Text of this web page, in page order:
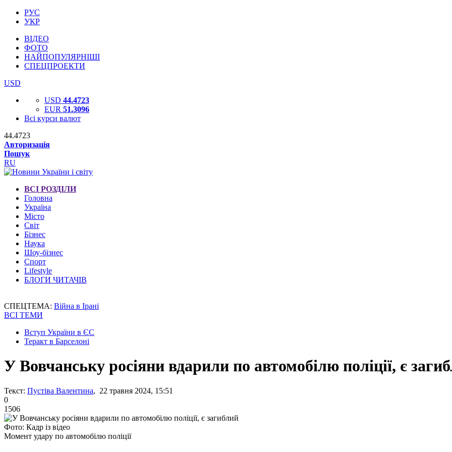
РУС
УКР
ВІДЕО
ФОТО
НАЙПОПУЛЯРНІШІ
СПЕЦПРОЕКТИ
USD
USD 44.4723
EUR 51.3096
Всі курси валют
44.4723
Авторизація
Пошук
RU
ВСІ РОЗДІЛИ
Головна
Україна
Місто
Світ
Бізнес
Наука
Шоу-бізнес
Спорт
Lifestyle
БЛОГИ ЧИТАЧІВ
СПЕЦТЕМА: Війна в Ірані
ВСІ ТЕМИ
Вступ України в ЄС
Теракт в Барселоні
У Вовчанську росіяни вдарили по автомобілю поліції, є
Текст: Пустіва Валентина, 22 травня 2024, 15:51
0
1506
Фото: Кадр із відео
Момент удару по автомобілю поліції